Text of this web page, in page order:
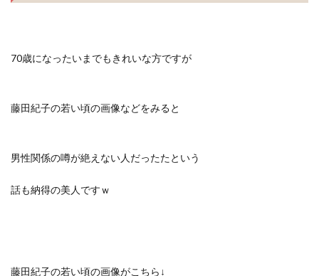
70歳になったいまでもきれいな方ですが
藤田紀子の若い頃の画像などをみると
男性関係の噂が絶えない人だったたという
話も納得の美人ですｗ
藤田紀子の若い頃の画像がこちら↓